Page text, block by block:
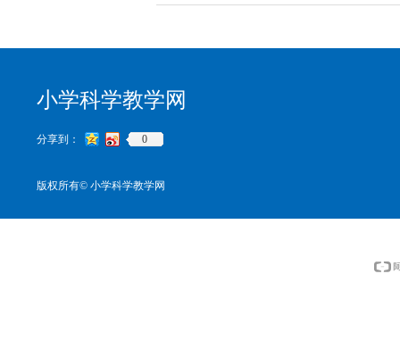
版权所有© 小学科学教学网
小学科学教学网
分享到： 0